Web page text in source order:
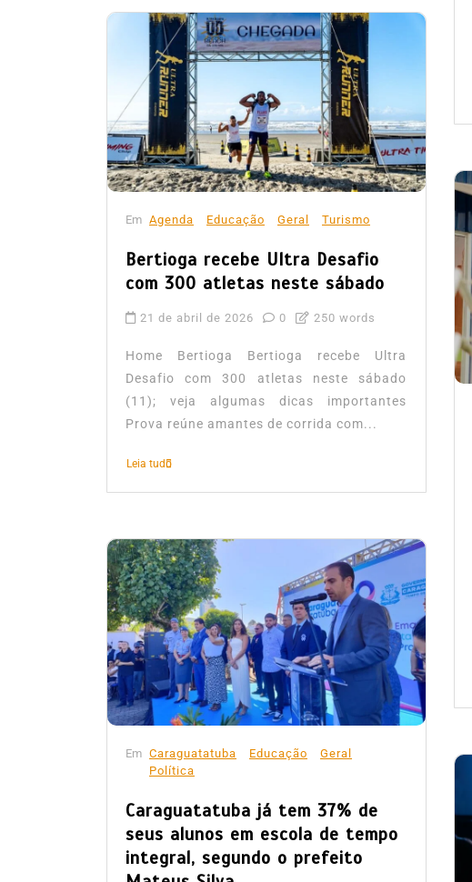
Em Agenda Educação Geral Turismo
Bertioga recebe Ultra Desafio
com 300 atletas neste sábado
21 de abril de 2026 0 250 words
Home Bertioga Bertioga recebe Ultra
Desafio com 300 atletas neste sábado
(11); veja algumas dicas importantes
Prova reúne amantes de corrida com...
Leia tudo
Em Caraguatatuba Educação
Geral
Política
Caraguatatuba já tem 37% de
seus alunos em escola de tempo
integral, segundo o prefeito